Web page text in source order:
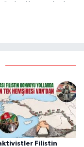
başta olmak
sürece katkı sunan
ve etik ilkeler
Filistin